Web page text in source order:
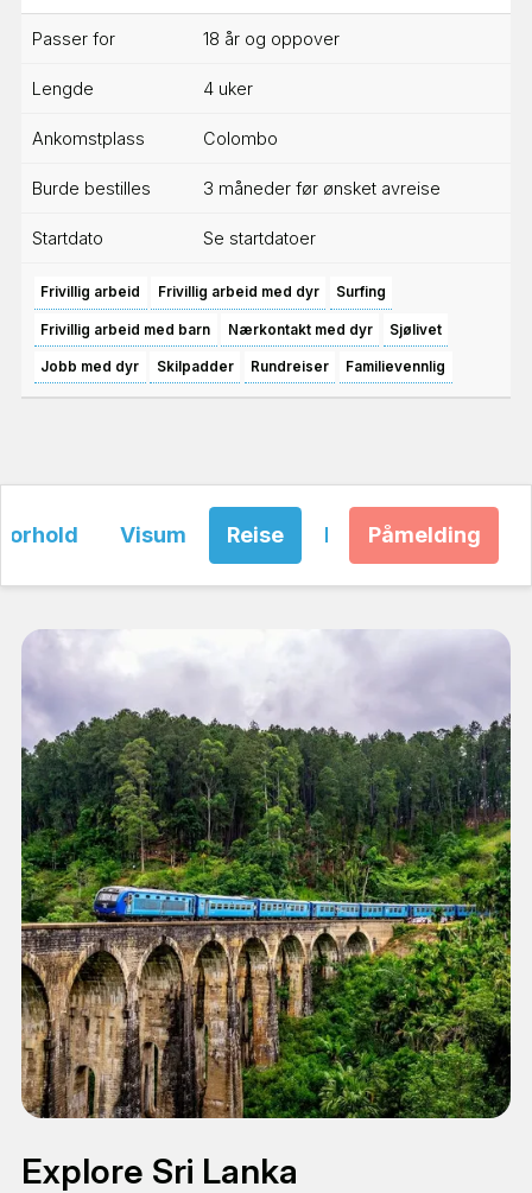
Passer for 18 år og oppover
Lengde 4 uker
Ankomstplass Colombo
Burde bestilles 3 måneder før ønsket avreise
Startdato Se startdatoer
Frivillig arbeid Frivillig arbeid med dyr Surfing
Frivillig arbeid med barn Nærkontakt med dyr Sjølivet
Jobb med dyr Skilpadder Rundreiser Familievennlig
Visum Reise Priser FAQ
Påmelding
Explore Sri Lanka